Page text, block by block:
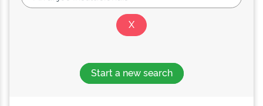
Start a new search